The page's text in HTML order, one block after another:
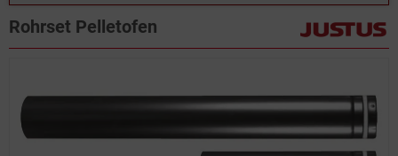
Rohrset Pelletofen